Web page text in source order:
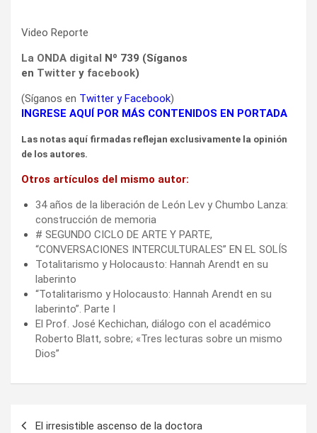
Video Reporte
La ONDA digital Nº 739 (Síganos
en Twitter y facebook)
(Síganos en Twitter yFacebook)
INGRESE AQUÍ POR MÁS CONTENIDOS EN PORTADA
Las notas aquí firmadas reflejan exclusivamente la opinión
de los autores.
Otros artículos del mismo autor:
34 años de la liberación de León Lev y Chumbo Lanza:
construcción de memoria
# SEGUNDO CICLO DE ARTE Y PARTE,
“CONVERSACIONES INTERCULTURALES” EN EL SOLÍS
Totalitarismo y Holocausto: Hannah Arendt en su
laberinto
“Totalitarismo y Holocausto: Hannah Arendt en su
laberinto”. Parte I
El Prof. José Kechichan, diálogo con el académico
Roberto Blatt, sobre; «Tres lecturas sobre un mismo
Dios”
El irresistible ascenso de la doctora